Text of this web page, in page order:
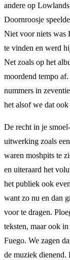
andere op
Doornroosje
Niet voor niets was
te vinden en werd
Net zoals op het
moordend tempo
nummers in
het alsof we dat
De recht in je
uitwerking zoals
waren moshpits te
en uiteraard het
het publiek ook
want zo nu en dan
voor te dragen.
teksten, maar ook
Fuego. We zagen
de muziek dienend.